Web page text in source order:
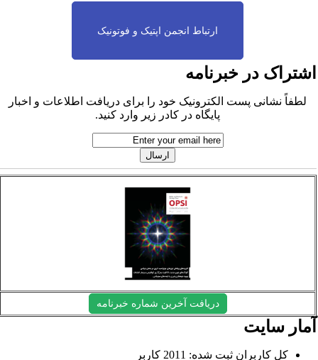
ارتباط انجمن اپتیک و فوتونیک
در خبرنامه
لطفاً نشانی پست الکترونیک خود را برای دریافت اطلاعات و اخبار
پایگاه در کادر زیر وارد کنید.
دریافت آخرین شماره خبرنامه
سایت
کل کاربران ثبت شده: 2011 کاربر